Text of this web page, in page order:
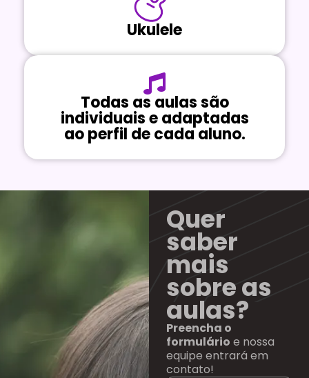
Ukulele
Todas as aulas são
individuais e adaptadas
ao perfil de cada aluno.
Quer
saber
mais
sobre as
aulas?
Preencha o
formulário e nossa
equipe entrará em
contato!